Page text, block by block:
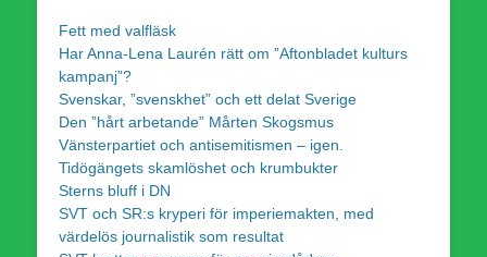
Fett med valfläsk
Har Anna-Lena Laurén rätt om ”Aftonbladet kulturs
kampanj”?
Svenskar, ”svenskhet” och ett delat Sverige
Den ”hårt arbetande” Mårten Skogsmus
Vänsterpartiet och antisemitismen – igen.
Tidögängets skamlöshet och krumbukter
Sterns bluff i DN
SVT och SR:s kryperi för imperiemakten, med
värdelös journalistik som resultat